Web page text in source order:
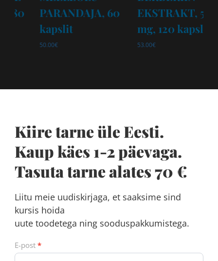
EKSTRAKT, 500
mg, 120 kapslit
mg, 200 kapslit
Kiire tarne üle Eesti.
Kaup käes 1-2 päevaga.
Tasuta tarne alates 70 €
Liitu meie uudiskirjaga, et saaksime sind
kursis hoida
uute toodetega ning sooduspakkumistega.
uudiskiri
vorm
E-post *